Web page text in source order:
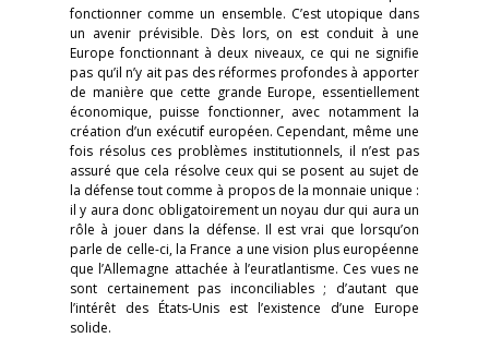
fonctionner comme un ensemble. C’est utopique dans
un avenir prévisible. Dès lors, on est conduit à une
Europe fonctionnant à deux niveaux, ce qui ne signifie
pas qu’il n’y ait pas des réformes profondes à apporter
de manière que cette grande Europe, essentiellement
économique, puisse fonctionner, avec notamment la
création d’un exécutif européen. Cependant, même une
fois résolus ces problèmes institutionnels, il n’est pas
assuré que cela résolve ceux qui se posent au sujet de
la défense tout comme à propos de la monnaie unique :
il y aura donc obligatoirement un noyau dur qui aura un
rôle à jouer dans la défense. Il est vrai que lorsqu’on
parle de celle-ci, la France a une vision plus européenne
que l’Allemagne attachée à l’euratlantisme. Ces vues ne
sont certainement pas inconciliables ; d’autant que
l’intérêt des États-Unis est l’existence d’une Europe
solide.